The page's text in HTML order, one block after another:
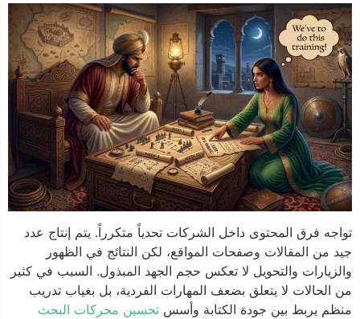
تواجه فرق المحتوى داخل الشركات تحدياً متكرراً. يتم إنتاج عدد
جيد من المقالات وصفحات المواقع، لكن النتائج في الظهور
والزيارات والتحويل لا تعكس حجم الجهد المبذول. السبب في كثير
من الحالات لا يتعلق بضعف المهارات الفردية، بل بغياب تدريب
منظم يربط بين جودة الكتابة وأسس تحسين محركات البحث